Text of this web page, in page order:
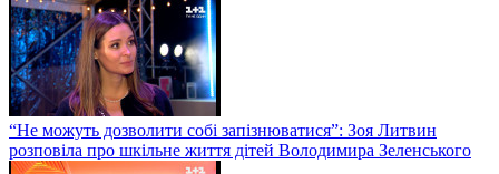
“Не можуть дозволити собі запізнюватися”: Зоя Литвин
розповіла про шкільне життя дітей Володимира Зеленського